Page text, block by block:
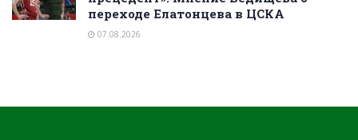
переходе Елатонцева в ЦСКА
07.08.2026